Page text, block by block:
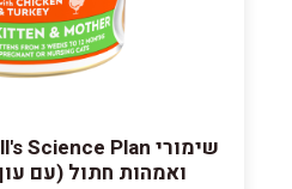
ואמהות חתול (עם עוף